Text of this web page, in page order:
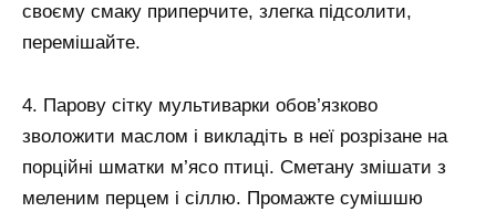
своєму смаку приперчите, злегка підсолити,
перемішайте.
4. Парову сітку мультиварки обов’язково
зволожити маслом і викладіть в неї розрізане на
порційні шматки м’ясо птиці. Сметану змішати з
меленим перцем і сіллю. Промажте сумішшю